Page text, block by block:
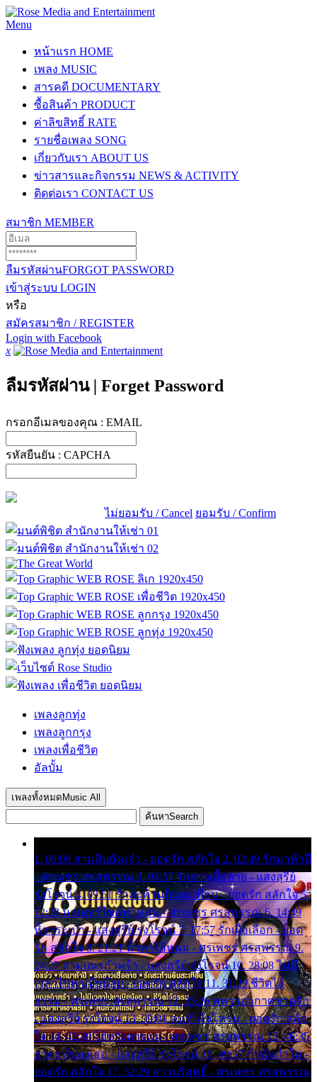
Menu
หน้าแรก HOME
เพลง MUSIC
สารคดี DOCUMENTARY
ซื้อสินค้า PRODUCT
ค่าลิขสิทธิ์ RATE
รายชื่อเพลง SONG
เกี่ยวกับเรา ABOUT US
ข่าวสารและกิจกรรม NEWS & ACTIVITY
ติดต่อเรา CONTACT US
สมาชิก MEMBER
ลืมรหัสผ่านFORGOT PASSWORD
เข้าสู่ระบบ LOGIN
หรือ
สมัครสมาชิก / REGISTER
Login with Facebook
x
ลืมรหัสผ่าน | Forget Password
กรอกอีเมลของคุณ : EMAIL
รหัสยืนยัน : CAPCHA
ไม่ยอมรับ / Cancel ยอมรับ / Confirm
เพลงลูกทุ่ง
เพลงลูกกรุง
เพลงเพื่อชีวิต
อัลบั้ม
เพลงทั้งหมด Music All
ค้นหาSearch
1. 00:00 สามสิบยังแจ๋ว - ยอดรัก สลักใจ 2. 02:49 รักมาห้าปี
- ศรเพชร ศรสุพรรณ 3. 05:57 รักสาวเสื้อลาย - แสงสุรีย์
รุ่งโรจน์ 4. 09:51 รักสะท้านดินสะเทือน - ยอดรัก สลักใจ 5.
12:23 มอเตอร์ไซค์ทำหล่น - ศรเพชร ศรสุพรรณ 6. 14:49
หิ้วกระเป๋า - แสงสุรีย์ รุ่งโรจน์ 7. 17:57 รักเผื่อเลือก - ยอด
รัก สลักใจ 8. 21:21 น้ำตาไอ้หนุ่ม - ศรเพชร ศรสุพรรณ 9.
24:27 สามเณรกำพร้า - แสงสุรีย์ รุ่งโรจน์ 10. 28:08 ไม่มี
เวลาไปหาเมียน้อย - ยอดรัก สลักใจ 11. 31:29 ชีวิตไอ้
ธรรม - ศรเพชร ศรสุพรรณ 12. 35:26 ทหารอากาศขาดรัก
- แสงสุรีย์ รุ่งโรจน์ 13. 39:01 คนหัวใจโทรม - ยอดรัก สลัก
ใจ 14. 42:49 ไอ้หวังตายแน่ - ศรเพชร ศรสุพรรณ 15. 46:35
ธาตุแท้ของเธอ - แสงสุรีย์ รุ่งโรจน์ 16. 49:57 กำนันกำใน -
ยอดรัก สลักใจ 17. 52:29 สาวบริสุทธิ์ - ศรเพชร ศรสุพรรณ